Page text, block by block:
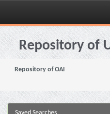
Skip
navigationRepository of
Repository of OAI